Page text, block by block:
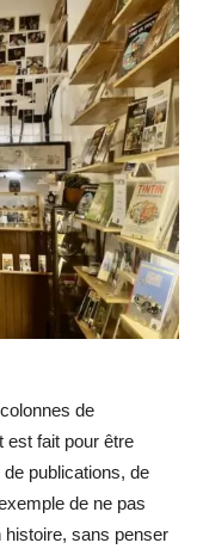
de
est fait pour être
de publications, de
de ne pas
histoire, sans penser